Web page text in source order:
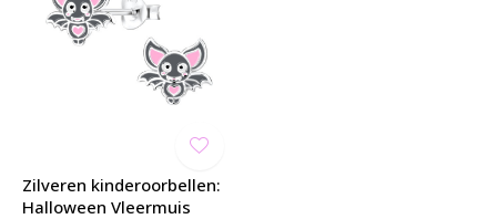
Zilveren kinderoorbellen:
Halloween Vleermuis